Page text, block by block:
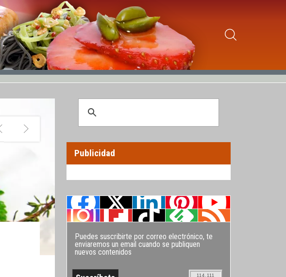
Publicidad
Puedes suscribirte por correo electrónico, te
enviaremos un email cuando se publiquen
nuevos contenidos
114.111